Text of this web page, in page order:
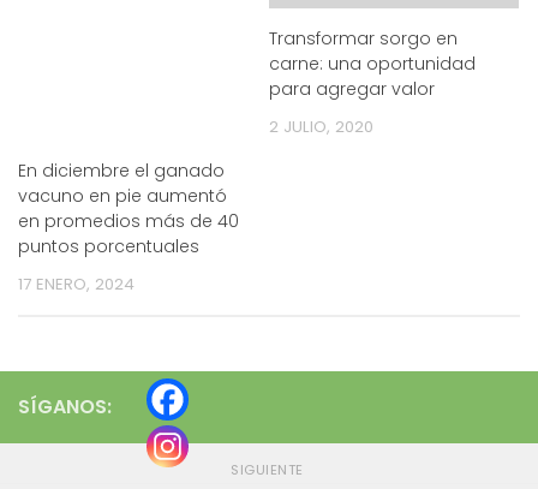
En diciembre el ganado
vacuno en pie aumentó
en promedios más de 40
puntos porcentuales
17 ENERO, 2024
Transformar sorgo en
carne: una oportunidad
para agregar valor
2 JULIO, 2020
SÍGANOS:
SIGUIENTE